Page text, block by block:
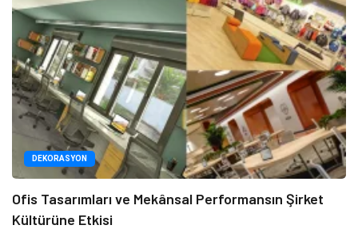
DEKORASYON
Ofis Tasarımları ve Mekânsal Performansın Şirket
Kültürüne Etkisi